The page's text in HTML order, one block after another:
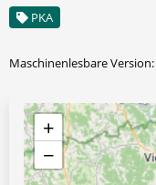
PKA
Maschinenlesbare Version:
+
−